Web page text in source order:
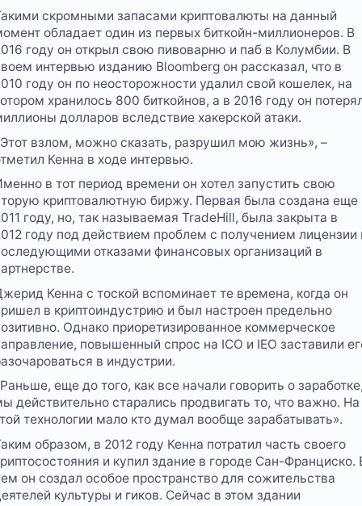
скромными запасами криптовалюты на данный
обладает один из первых биткойн-миллионеров. В
году он открыл свою пивоварню и паб в Колумбии. В
интервью изданию Bloomberg он рассказал, что в
году он по неосторожности удалил свой кошелек, на
хранилось 800 биткойнов, а в 2016 году он
долларов вследствие хакерской атаки.
взлом, можно сказать, разрушил мою жизнь», –
Кенна в ходе интервью.
в тот период времени он хотел запустить свою
криптовалютную биржу. Первая была создана еще
году, но, так называемая TradeHill, была закрыта в
году под действием проблем с получением лицензии
отказами финансовых организаций в
Кенна с тоской вспоминает те времена, когда он
в криптоиндустрию и был настроен предельно
Однако приоретизированное коммерческое
повышенный спрос на ICO и IEO заставили
в индустрии.
еще до того, как все начали говорить о
действительно старались продвигать то, что важно. На
технологии мало кто думал вообще зарабатывать».
образом, в 2012 году Кенна потратил часть своего
и купил здание в городе Сан-Франциско.
он создал особое пространство для сожительства
культуры и гиков. Сейчас в этом здании